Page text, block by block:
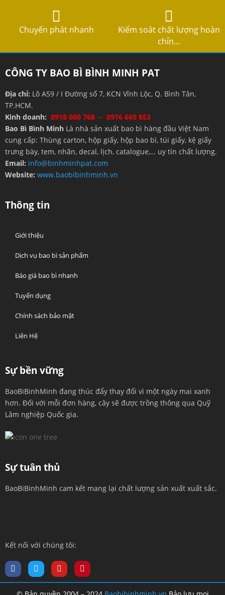
Chuyển phát nhanh
Kiểm soát chất lượng hoàn
chỉn...
CÔNG TY BAO BÌ BÌNH MINH PAT
Địa chỉ: Lô A59 / I Đường số 7, KCN Vĩnh Lộc, Q. Bình Tân,
TP.HCM.
Kinh doanh: 0918 000 768 – 0916 660 853
Bao Bì Bình Minh Là nhà sản xuất bao bì hàng đầu Việt Nam
cung cấp: Thùng carton, hộp giấy, hộp bao bì, túi giấy, kệ giấy
trưng bày, tem, nhãn, decal, lịch, catalogue,… uy tín chất lượng.
Email: info@binhminhpat.com
Website: www.baobibinhminh.vn
Thông tin
Giới thiệu
Dịch vụ bao bì sản phẩm
Báo giá bao bì nhanh
Tuyển dụng
Chính sách bảo mật
Liên Hệ
Sự bền vững
BaoBiBinhMinh đang thúc đẩy thay đổi vì một ngày mai xanh
hơn. Đối với mỗi đơn hàng, cây sẽ được trồng thông qua Quỹ
Lâm nghiệp Quốc gia.
Sự tuân thủ
BaoBiBinhMinh cam kết mang lại chất lượng sản xuất xuất sắc.
Kết nối với chúng tôi: